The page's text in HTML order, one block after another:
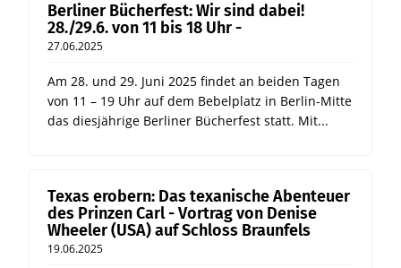
Berliner Bücherfest: Wir sind dabei!
28./29.6. von 11 bis 18 Uhr -
27.06.2025
Am 28. und 29. Juni 2025 findet an beiden Tagen
von 11 – 19 Uhr auf dem Bebelplatz in Berlin-Mitte
das diesjährige Berliner Bücherfest statt. Mit...
Texas erobern: Das texanische Abenteuer
des Prinzen Carl - Vortrag von Denise
Wheeler (USA) auf Schloss Braunfels
19.06.2025